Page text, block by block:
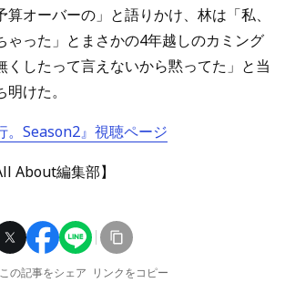
オーバーの」と語りかけ、林は「私、
ゃった」とまさかの4年越しのカミング
くしたって言えないから黙ってた」と当
けた。
。Season2』視聴ページ
About編集部】
この記事をシェア リンクをコピー